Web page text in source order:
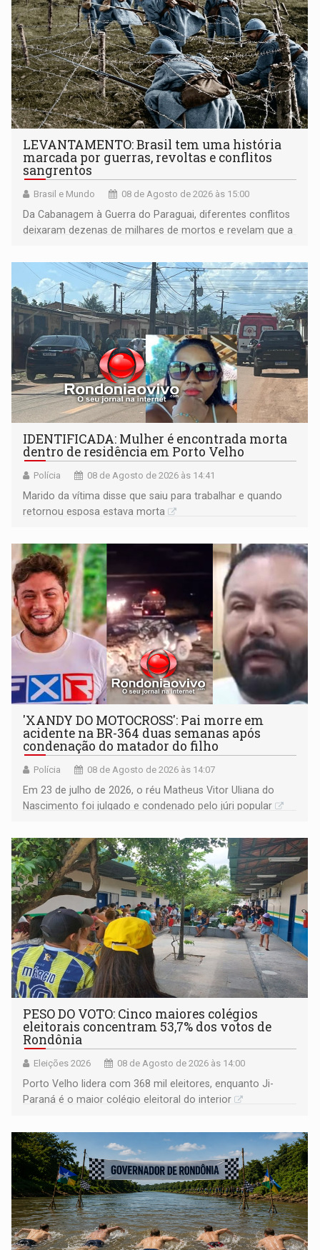
LEVANTAMENTO: Brasil tem uma história
marcada por guerras, revoltas e conflitos
sangrentos
Brasil e Mundo 08 de Agosto de 2026 às 15:00
Da Cabanagem à Guerra do Paraguai, diferentes conflitos
deixaram dezenas de milhares de mortos e revelam que a
territoriais e sociais
IDENTIFICADA: Mulher é encontrada morta
dentro de residência em Porto Velho
Polícia 08 de Agosto de 2026 às 14:41
Marido da vítima disse que saiu para trabalhar e quando
retornou esposa estava morta
'XANDY DO MOTOCROSS': Pai morre em
acidente na BR-364 duas semanas após
condenação do matador do filho
Polícia 08 de Agosto de 2026 às 14:07
Em 23 de julho de 2026, o réu Matheus Vitor Uliana do
Nascimento foi julgado e condenado pelo júri popular
PESO DO VOTO: Cinco maiores colégios
eleitorais concentram 53,7% dos votos de
Rondônia
Eleições 2026 08 de Agosto de 2026 às 14:00
Porto Velho lidera com 368 mil eleitores, enquanto Ji-
Paraná é o maior colégio eleitoral do interior